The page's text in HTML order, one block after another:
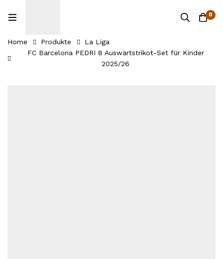
0
Home Produkte
La Liga
FC Barcelona PEDRI 8 Auswärtstrikot-Set für Kinder
2025/26